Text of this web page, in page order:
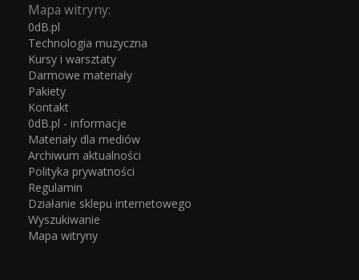
Mapa witryny:
0dB.pl
Technologia muzyczna
Kursy i warsztaty
Darmowe materiały
Pakiety
Kontakt
0dB.pl - informacje
Materiały dla mediów
Archiwum aktualności
Polityka prywatności
Regulamin
Działanie sklepu internetowego
Wyszukiwanie
Mapa witryny